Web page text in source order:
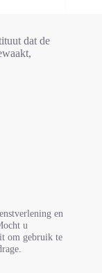
dat de
en
u
om gebruik te